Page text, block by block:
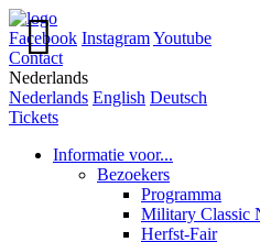
Facebook InstagramYoutube
Contact
Nederlands
Nederlands English Deutsch
Tickets
Informatie voor...
Bezoekers
Programma
Military Classic
Herfst-Fair
